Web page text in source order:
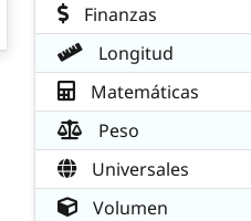
Finanzas
Longitud
Matemáticas
Peso
Universales
Volumen